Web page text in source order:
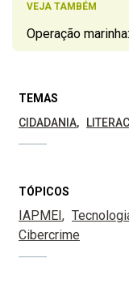
VEJA TAMBÉM
Operação
TEMAS
CIDADANIA
TÓPICOS
IAPMEI
Cibercrime